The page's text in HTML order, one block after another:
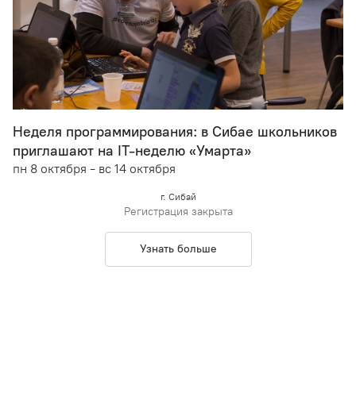
Неделя программирования: в Сибае школьников
приглашают на IT-неделю «Умарта»
пн 8 октября - вс 14 октября
г. Сибай
Регистрация закрыта
Узнать больше